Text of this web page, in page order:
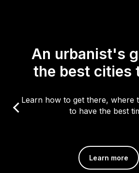
An urbanist's
the best cities
Learn how to get there, where
to have the best
Learn more